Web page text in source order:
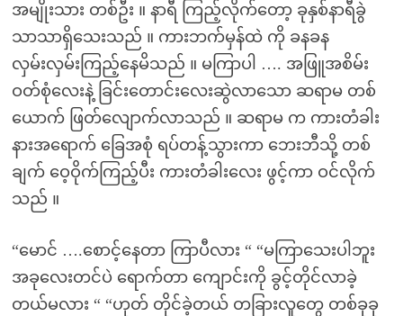
အမျိုးသား တစ်ဦး ။ နာရီ ကြည့်လိုက်တော့ ခုနှစ်နာရီခွဲ
သာသာရှိသေးသည် ။ ကားဘက်မှန်ထဲ ကို ခနခန
လှမ်းလှမ်းကြည့်နေမိသည် ။ မကြာပါ …. အဖြူအစိမ်း
ဝတ်စုံလေးနဲ့ ခြင်းတောင်းလေးဆွဲလာသော ဆရာမ တစ်
ယောက် ဖြတ်လျောက်လာသည် ။ ဆရာမ က ကားတံခါး
နားအရောက် ခြေအစုံ ရပ်တန့်သွားကာ ဘေးဘီသို့ တစ်
ချက် ဝေ့ဝိုက်ကြည့်ပီး ကားတံခါးလေး ဖွင့်ကာ ဝင်လိုက်
သည် ။
“မောင် ….စောင့်နေတာ ကြာပီလား “ “မကြာသေးပါဘူး
အခုလေးတင်ပဲ ရောက်တာ ကျောင်းကို ခွင့်တိုင်လာခဲ့
တယ်မလား “ “ဟုတ် တိုင်ခဲ့တယ် တခြားလူတွေ တစ်ခုခု